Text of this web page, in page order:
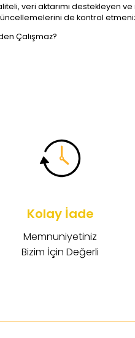
veri aktarımı destekleyen ve
de kontrol
Çalışmaz?
Kolay İade
Memnuniyetiniz
Bizim İçin Değerli